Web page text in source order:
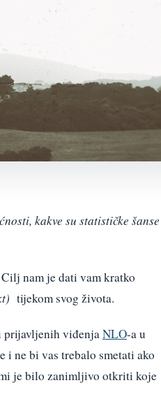
kakve su statističke šanse
nam je dati vam kratko
tijekom svog života.
prijavljenih viđenjaNLO-a u
i ne bi vas trebalo smetati ako
je bilo zanimljivo otkriti koje